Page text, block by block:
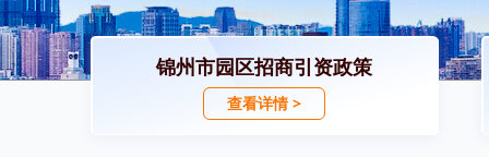
锦州市园区招商引资政策
查看详情 >